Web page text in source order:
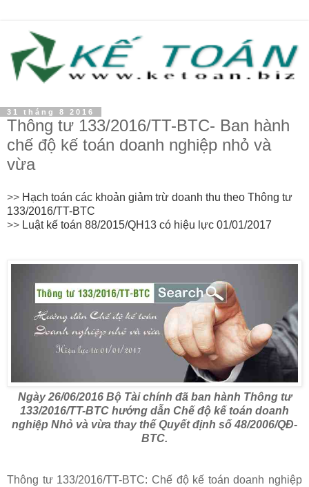
31 tháng 8 2016
Thông tư 133/2016/TT-BTC- Ban hành
chế độ kế toán doanh nghiệp nhỏ và
vừa
>> Hạch toán các khoản giảm trừ doanh thu theo Thông tư
133/2016/TT-BTC
>> Luật kế toán 88/2015/QH13 có hiệu lực 01/01/2017
Ngày 26/06/2016 Bộ Tài chính đã ban hành Thông tư
133/2016/TT-BTC hướng dẫn Chế độ kế toán doanh
nghiệp Nhỏ và vừa thay thế Quyết định số 48/2006/QĐ-
BTC.
Thông tư 133/2016/TT-BTC: Chế độ kế toán doanh nghiệp